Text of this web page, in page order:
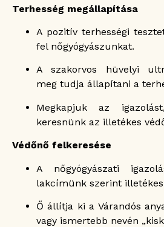
Terhesség megállapítása
A pozitív terhességi
fel nőgyógyászunkat.
A szakorvos hüvelyi
meg tudja állapítani a
Megkapjuk az
keresnünk az illetékes
Védőnő felkeresése
A nőgyógyászati
lakcímünk szerint
Ő állítja ki a Várandós
vagy ismertebb nevén